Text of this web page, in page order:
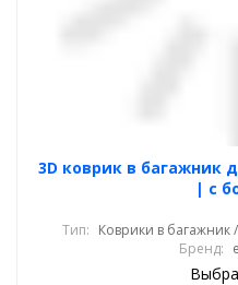
3D коврик в багажник
| с
Тип: Коврики в багажник
Бренд: